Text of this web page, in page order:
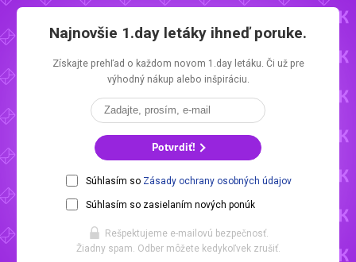
Najnovšie 1.day letáky ihneď poruke.
Získajte prehľad o každom novom 1.day letáku. Či už pre
výhodný nákup alebo inšpiráciu.
Potvrdiť!
Súhlasím so Zásady ochrany osobných údajov
Súhlasím so zasielaním nových ponúk
Rešpektujeme e-mailovú bezpečnosť.
Žiadny spam. Odber môžete kedykoľvek zrušiť.